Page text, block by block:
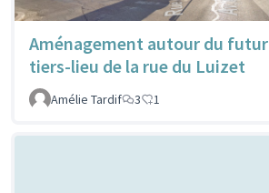
Aménagement autour du futur
tiers-lieu de la rue du Luizet
Amélie Tardif
3 1